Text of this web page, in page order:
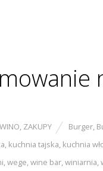
WINO, ZAKUPY Burger,
, kuchnia tajska, kuchnia
,wege,wine bar,winiarnia,